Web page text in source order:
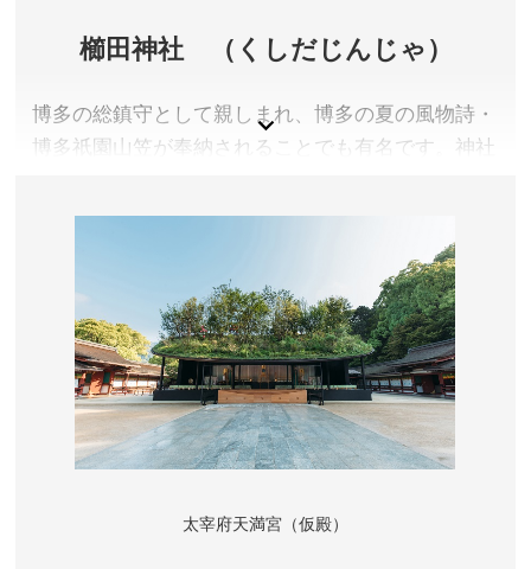
櫛田神社 （くしだじんじゃ）
博多の総鎮守として親しまれ、博多の夏の風物詩・
博多祇園山笠が奉納されることでも有名です。神社
ち、歴史的にも民族資料としても価値の高いものが
厳選され展示されています。また、櫛田神社には文
政元年（１８１８年）日本最初の図書館「櫛田文
庫」が開かれた歴史があり、当時の書物も保管され
ています。
福岡県福岡市
参拝料／無料 ※博多歴史館入館料 300円
定休日／なし ※博多歴史館は月曜日休館
17:00(入館は16:30まで)太宰府天満宮（仮殿）